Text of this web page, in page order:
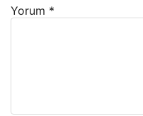
Yorum *